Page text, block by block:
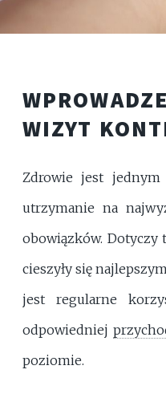
WIZYT
Zdrowie jest jednym
utrzymanie na
obowiązków. Dotyczy
cieszyły się
jest regularne
odpowiedniej
poziomie.